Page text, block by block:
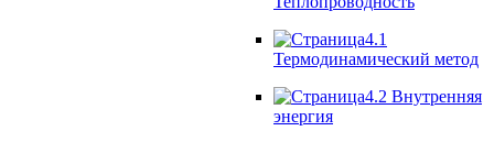
4.1
Термодинамический метод
4.2 Внутренняя
энергия